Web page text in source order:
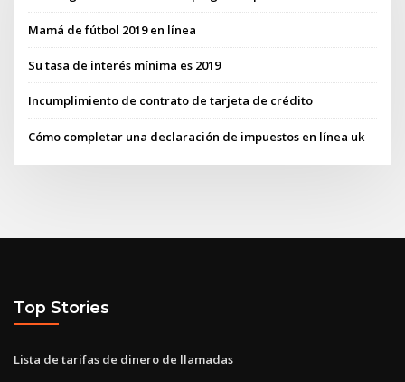
Mamá de fútbol 2019 en línea
Su tasa de interés mínima es 2019
Incumplimiento de contrato de tarjeta de crédito
Cómo completar una declaración de impuestos en línea uk
Top Stories
Lista de tarifas de dinero de llamadas